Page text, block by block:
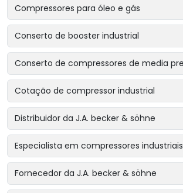
Compressores para óleo e gás
Conserto de booster industrial
Conserto de compressores de media
Cotação de compressor industrial
Distribuidor da J.A. becker & söhne
Especialista em compressores industriais
Fornecedor da J.A. becker & söhne